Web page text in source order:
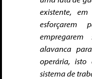
existente,
alavanca
operária,
sistema de